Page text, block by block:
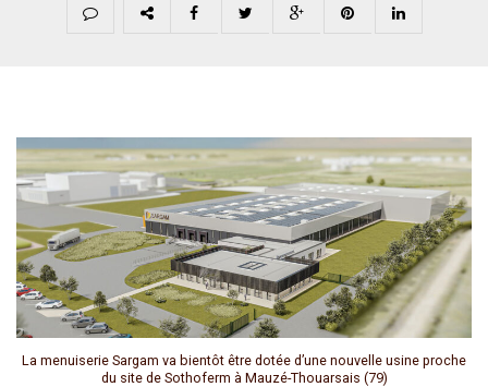
La menuiserie Sargam va bientôt être dotée d’une nouvelle usine proche
du site de Sothoferm à Mauzé-Thouarsais (79)